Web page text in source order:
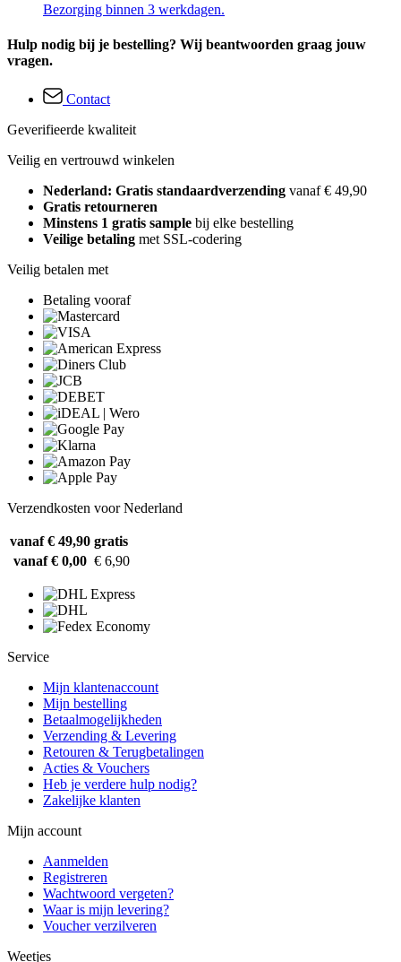
Bezorging binnen 3 werkdagen.
Hulp nodig bij je bestelling? Wij beantwoorden graag jouw
vragen.
Contact
Geverifieerde kwaliteit
Veilig en vertrouwd winkelen
Nederland: Gratis standaardverzending vanaf € 49,90
Gratis retourneren
Minstens 1 gratis sample bij elke bestelling
Veilige betaling met SSL-codering
Veilig betalen met
Betaling vooraf
Verzendkosten voor Nederland
vanaf € 49,90 gratis
vanaf € 0,00 € 6,90
Service
Mijn klantenaccount
Mijn bestelling
Betaalmogelijkheden
Verzending & Levering
Retouren & Terugbetalingen
Acties & Vouchers
Heb je verdere hulp nodig?
Zakelijke klanten
Mijn account
Aanmelden
Registreren
Wachtwoord vergeten?
Waar is mijn levering?
Voucher verzilveren
Weetjes